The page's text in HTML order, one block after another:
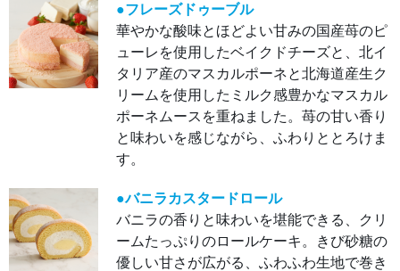
しい
甘さ
が広
が
る、
ふわ
ふわ
ほの
かに
香る
バニ
ラク
リー
ム
●フレーズドゥーブル
華やかな酸味とほどよい甘みの国産苺のピ
ューレを使用したベイクドチーズと、北イ
タリア産のマスカルポーネと北海道産生ク
リームを使用したミルク感豊かなマスカル
ポーネムースを重ねました。苺の甘い香り
と味わいを感じながら、ふわりととろけま
す。
●バニラカスタードロール
バニラの香りと味わいを堪能できる、クリ
ームたっぷりのロールケーキ。きび砂糖の
優しい甘さが広がる、ふわふわ生地で巻き